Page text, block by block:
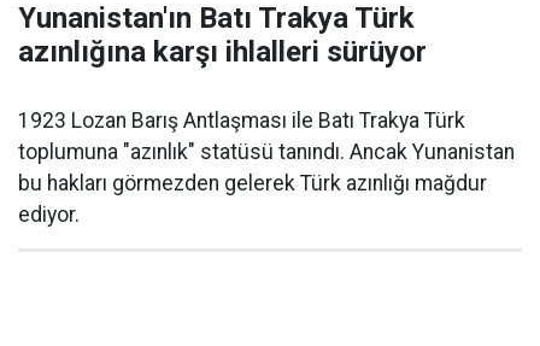
Yunanistan'ın Batı Trakya Türk
azınlığına karşı ihlalleri sürüyor
1923 Lozan Barış Antlaşması ile Batı Trakya Türk
toplumuna "azınlık" statüsü tanındı. Ancak Yunanistan
bu hakları görmezden gelerek Türk azınlığı mağdur
ediyor.